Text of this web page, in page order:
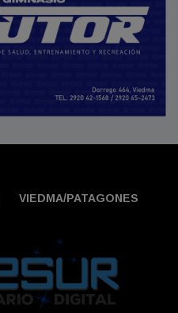
VIEDMA/PATAGONES